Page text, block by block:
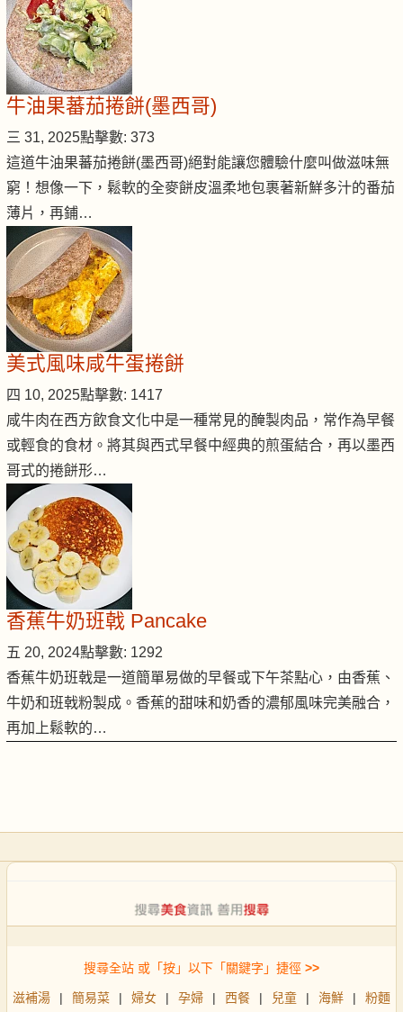
牛油果蕃茄捲餅(墨西哥)
三 31, 2025點擊數: 373
這道牛油果蕃茄捲餅(墨西哥)絕對能讓您體驗什麼叫做滋味無
窮！想像一下，鬆軟的全麥餅皮溫柔地包裹著新鮮多汁的番茄
薄片，再鋪…
美式風味咸牛蛋捲餅
四 10, 2025點擊數: 1417
咸牛肉在西方飲食文化中是一種常見的醃製肉品，常作為早餐
或輕食的食材。將其與西式早餐中經典的煎蛋結合，再以墨西
哥式的捲餅形…
香蕉牛奶班戟 Pancake
五 20, 2024點擊數: 1292
香蕉牛奶班戟是一道簡單易做的早餐或下午茶點心，由香蕉、
牛奶和班戟粉製成。香蕉的甜味和奶香的濃郁風味完美融合，
再加上鬆軟的…
搜尋全站 或「按」以下「關鍵字」捷徑 >>
滋補湯 | 簡易菜 | 婦女 | 孕婦 | 西餐 | 兒童 | 海鮮 |
粉麵